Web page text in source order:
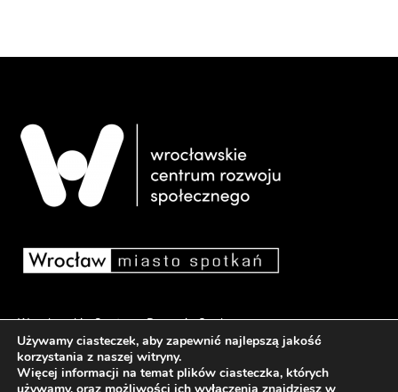
Wrocławskie Centrum Rozwoju Społecznego
pl. Dominikański 6, 50-159 Wrocław
Używamy ciasteczek, aby zapewnić najlepszą jakość
korzystania z naszej witryny.
Więcej informacji na temat plików ciasteczka, których